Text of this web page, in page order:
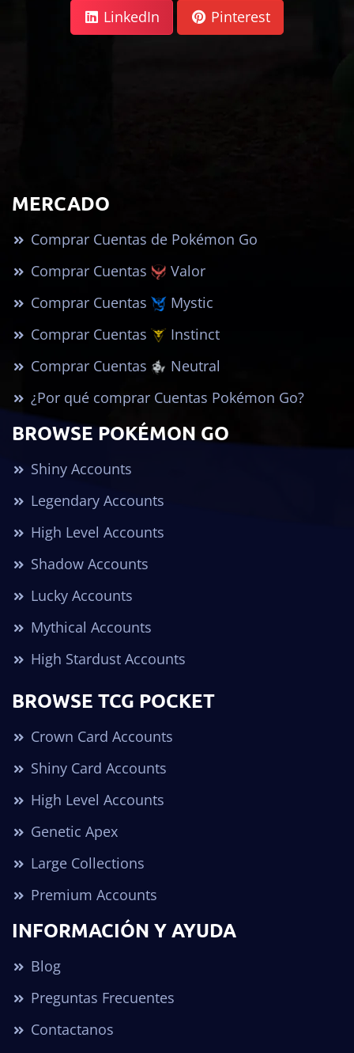
LinkedIn Pinterest
MERCADO
Comprar Cuentas de Pokémon Go
Comprar Cuentas
Valor
Comprar Cuentas
Mystic
Comprar Cuentas
Instinct
Comprar Cuentas
Neutral
¿Por qué comprar Cuentas Pokémon Go?
BROWSE POKÉMON GO
Shiny Accounts
Legendary Accounts
High Level Accounts
Shadow Accounts
Lucky Accounts
Mythical Accounts
High Stardust Accounts
BROWSE TCG POCKET
Crown Card Accounts
Shiny Card Accounts
High Level Accounts
Genetic Apex
Large Collections
Premium Accounts
INFORMACIÓN Y AYUDA
Blog
Preguntas Frecuentes
Contactanos